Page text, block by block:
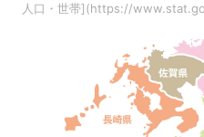
人口・世帯](https://